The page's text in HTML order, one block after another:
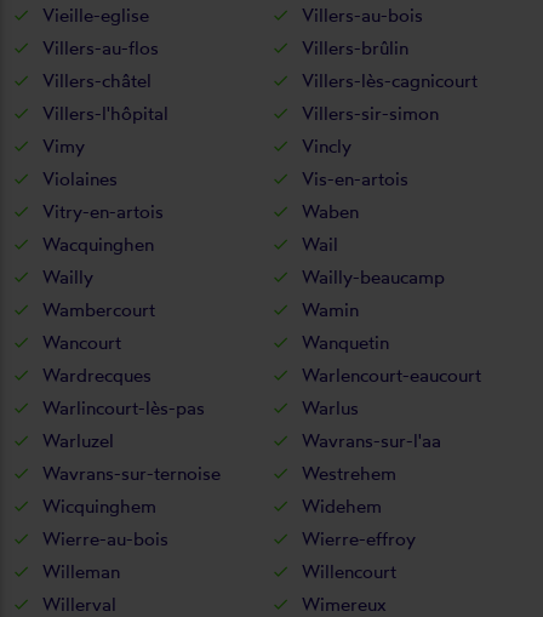
Vieille-eglise
Villers-au-bois
Villers-au-flos
Villers-brûlin
Villers-châtel
Villers-lès-cagnicourt
Villers-l'hôpital
Villers-sir-simon
Vimy
Vincly
Violaines
Vis-en-artois
Vitry-en-artois
Waben
Wacquinghen
Wail
Wailly
Wailly-beaucamp
Wambercourt
Wamin
Wancourt
Wanquetin
Wardrecques
Warlencourt-eaucourt
Warlincourt-lès-pas
Warlus
Warluzel
Wavrans-sur-l'aa
Wavrans-sur-ternoise
Westrehem
Wicquinghem
Widehem
Wierre-au-bois
Wierre-effroy
Willeman
Willencourt
Willerval
Wimereux